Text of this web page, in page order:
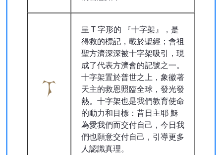
呈 T 字形的 『十字架』，是
得救的標記，載於聖經；會祖
聖方濟深深被十字架吸引，現
成了代表方濟會的記號之一。
十字架置於普世之上，象徽著
天主的救恩照臨全球，發光發
熱。十字架也是我們教育使命
的動力和目標：昔日主耶 穌
為愛我們而交付自己，今日我
們也願意交付自己，引導更多
人認識真理。